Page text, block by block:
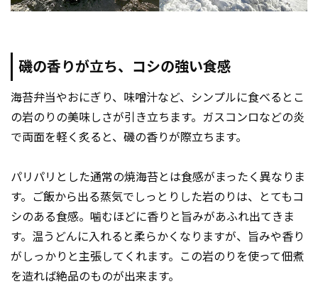
磯の香りが立ち、コシの強い食感
海苔弁当やおにぎり、味噌汁など、シンプルに食べるとこ
の岩のりの美味しさが引き立ちます。ガスコンロなどの炎
で両面を軽く炙ると、磯の香りが際立ちます。
パリパリとした通常の焼海苔とは食感がまったく異なりま
す。ご飯から出る蒸気でしっとりした岩のりは、とてもコ
シのある食感。噛むほどに香りと旨みがあふれ出てきま
す。温うどんに入れると柔らかくなりますが、旨みや香り
がしっかりと主張してくれます。この岩のりを使って佃煮
を造れば絶品のものが出来ます。